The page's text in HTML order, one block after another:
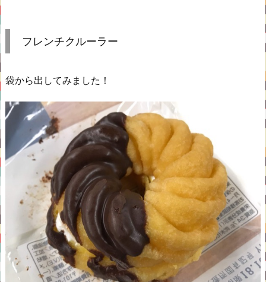
フレンチクルーラー
袋から出してみました！